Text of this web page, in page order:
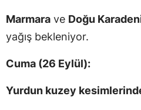
Marmara ve Doğu
yağış bekleniyor.
Cuma (26 Eylül):
Yurdun kuzey